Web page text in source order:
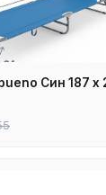
Син 187 x